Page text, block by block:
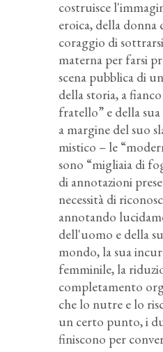
costruisce
eroica, della donna
coraggio di
materna per farsi
scena pubblica di
della storia, a
fratello” e della
a margine del suo
mistico – le
sono “migliaia di
di annotazioni
necessità di
annotando
dell'uomo e della
mondo, la sua
femminile, la
completamento
che lo nutre e lo
un certo punto, i
finiscono per